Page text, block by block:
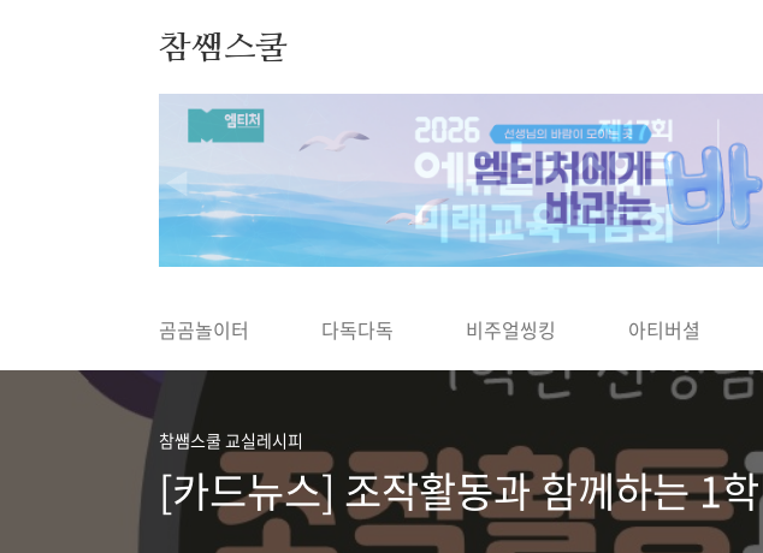
참쌤스쿨
◀
곰곰놀이터 다독다독 비주얼씽킹 아티버셜
참쌤스쿨 교실레시피
[카드뉴스] 조작활동과 함께하는 1